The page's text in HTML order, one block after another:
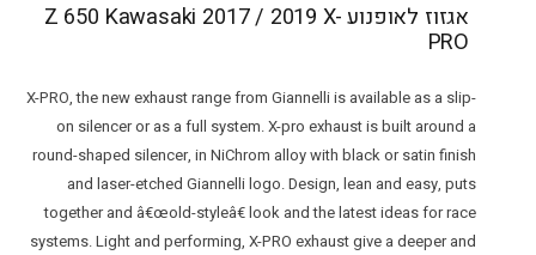
אגזוז לאופנוע Z 650 Kawasaki 2017 / 2019 X-
PRO
X-PRO, the new exhaust range from Giannelli is available as a slip-
on silencer or as a full system. X-pro exhaust is built around a
round-shaped silencer, in NiChrom alloy with black or satin finish
and laser-etched Giannelli logo. Design, lean and easy, puts
together and â€œold-styleâ€ look and the latest ideas for race
systems. Light and performing, X-PRO exhaust give a deeper and